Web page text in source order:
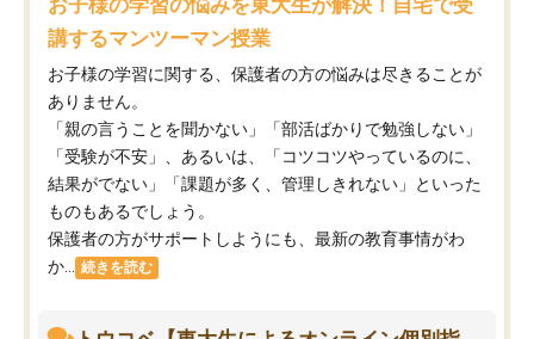
お子様の学習の悩みを東大生が解決！自宅で受
講するマンツーマン授業
お子様の学習に関する、保護者の方の悩みは尽きることが
ありません。
「親の言うことを聞かない」「部活ばかりで勉強しない」
「受験が不安」、あるいは、「コツコツやっているのに、
結果がでない」「課題が多く、管理しきれない」といった
ものもあるでしょう。
保護者の方がサポートしようにも、最新の教育事情がわ
か...
続きを読む